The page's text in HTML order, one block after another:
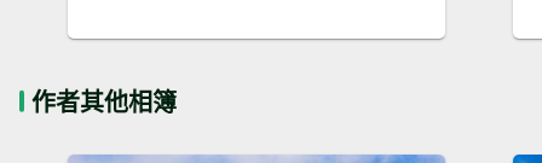
作者其他相簿